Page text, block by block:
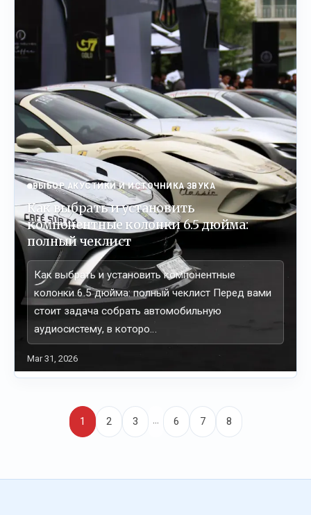
ВЫБОР АКУСТИКИ И ИСТОЧНИКА ЗВУКА
Как выбрать и установить
компонентные колонки 6.5 дюйма:
полный чеклист
Как выбрать и установить компонентные
колонки 6.5 дюйма: полный чеклист Перед вами
стоит задача собрать автомобильную
аудиосистему, в которо…
Mar 31, 2026
1 2 3 … 6 7 8